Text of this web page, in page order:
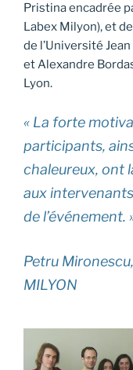
Pristina encadrée
Labex Milyon), et
de l’Université
et Alexandre
Lyon.
« La forte
participants,
chaleureux, ont
aux
de l’événement.
Petru
MILYON